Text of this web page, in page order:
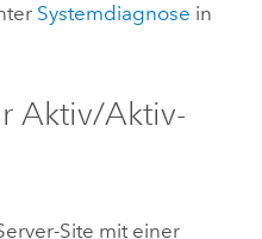
Systemdiagnose in
Aktiv/Aktiv-
-Site mit einer